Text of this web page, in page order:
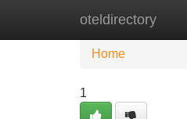
oteldirectory
Home
Home
1